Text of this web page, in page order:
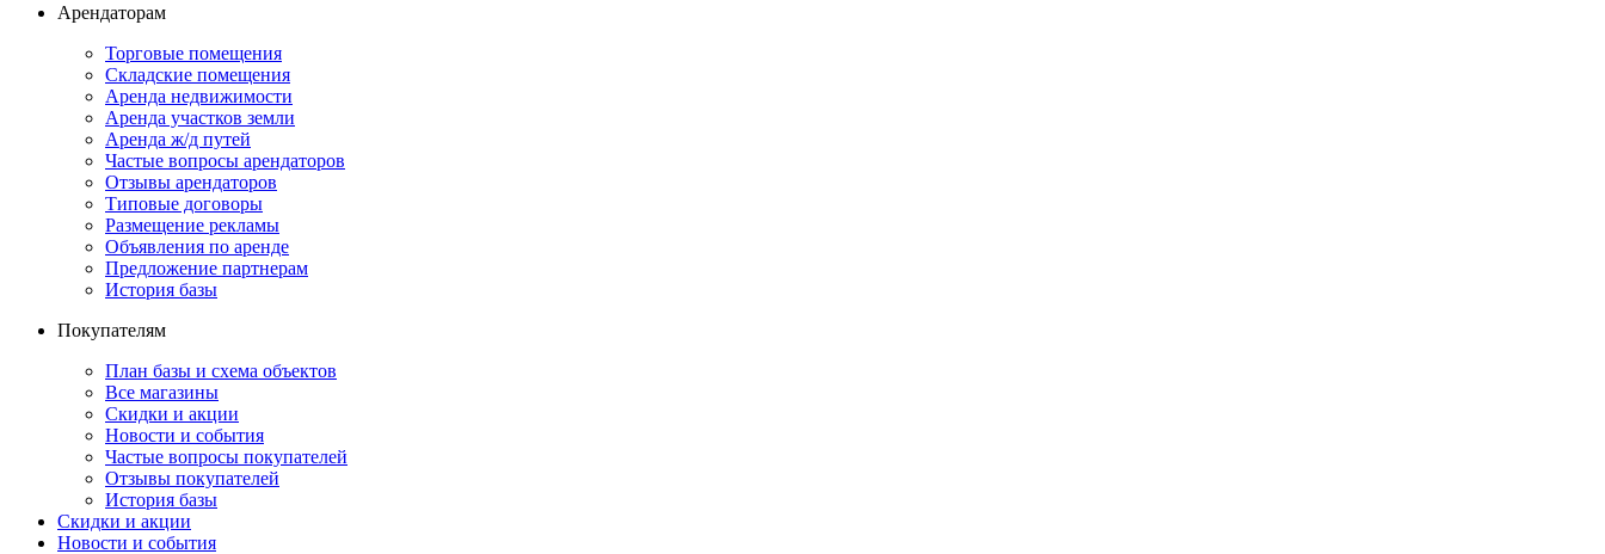
Арендаторам
Торговые помещения
Складские помещения
Аренда недвижимости
Аренда участков земли
Аренда ж/д путей
Частые вопросы арендаторов
Отзывы арендаторов
Типовые договоры
Размещение рекламы
Объявления по аренде
Предложение партнерам
История базы
Покупателям
План базы и схема объектов
Все магазины
Скидки и акции
Новости и события
Частые вопросы покупателей
Отзывы покупателей
История базы
Скидки и акции
Новости и события